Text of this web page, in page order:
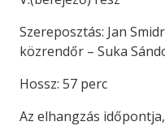
Szereposztás: Jan
közrendőr – Suka
Hossz: 57 perc
Az elhangzás